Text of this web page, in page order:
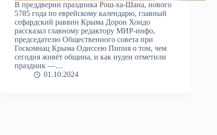
В преддверии праздника Рош-ха-Шана, нового
5785 года по еврейскому календарю, главный
сефардский раввин Крыма Дорон Хондо
рассказал главному редактору МИР-инфо,
председателю Общественного совета при
Госкомнац Крыма Одиссею Пипия о том, чем
сегодня живёт община, и как иудеи отметили
праздник —…
01.10.2024